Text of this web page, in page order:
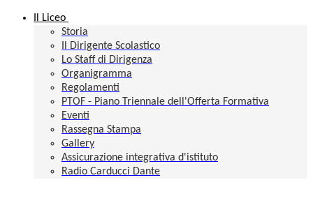
Il Liceo
Storia
Il Dirigente Scolastico
Lo Staff di Dirigenza
Organigramma
Regolamenti
PTOF - Piano Triennale dell'Offerta Formativa
Eventi
Rassegna Stampa
Gallery
Assicurazione integrativa d'istituto
Radio Carducci Dante